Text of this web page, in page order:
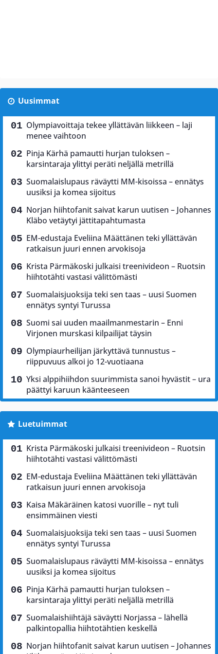
Uusimmat
Olympiavoittaja tekee yllättävän liikkeen – laji
menee vaihtoon
Pinja Kärhä pamautti hurjan tuloksen –
karsintaraja ylittyi peräti neljällä metrillä
Suomalaislupaus räväytti MM-kisoissa – ennätys
uusiksi ja komea sijoitus
Norjan hiihtofanit saivat karun uutisen – Johannes
Kläbo vetäytyi jättitapahtumasta
EM-edustaja Eveliina Määttänen teki yllättävän
ratkaisun juuri ennen arvokisoja
Krista Pärmäkoski julkaisi treenivideon – Ruotsin
hiihtotähti vastasi välittömästi
Suomalaisjuoksija teki sen taas – uusi Suomen
ennätys syntyi Turussa
Suomi sai uuden maailmanmestarin – Enni
Virjonen murskasi kilpailijat täysin
Olympiaurheilijan järkyttävä tunnustus –
riippuvuus alkoi jo 12-vuotiaana
Yksi alppihiihdon suurimmista sanoi hyvästit – ura
päättyi karuun käänteeseen
Luetuimmat
Krista Pärmäkoski julkaisi treenivideon – Ruotsin
hiihtotähti vastasi välittömästi
EM-edustaja Eveliina Määttänen teki yllättävän
ratkaisun juuri ennen arvokisoja
Kaisa Mäkäräinen katosi vuorille – nyt tuli
ensimmäinen viesti
Suomalaisjuoksija teki sen taas – uusi Suomen
ennätys syntyi Turussa
Suomalaislupaus räväytti MM-kisoissa – ennätys
uusiksi ja komea sijoitus
Pinja Kärhä pamautti hurjan tuloksen –
karsintaraja ylittyi peräti neljällä metrillä
Suomalaishiihtäjä säväytti Norjassa – lähellä
palkintopallia hiihtotähtien keskellä
Norjan hiihtofanit saivat karun uutisen – Johannes